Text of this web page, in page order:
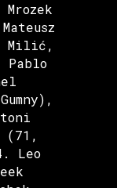
Milić,
Pablo
(71,
Leo